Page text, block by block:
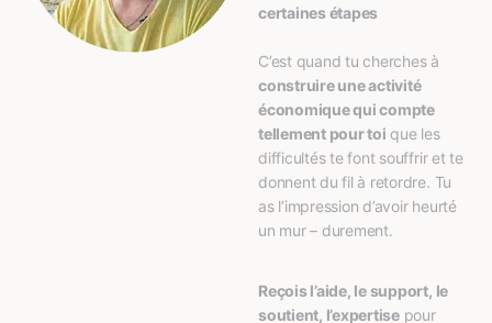
certaines étapes
construire une activité
économique qui compte
tellement pour toi que les
difficultés te font souffrir et te
donnent du fil à retordre. Tu
as l’impression d’avoir heurté
un mur – durement.
Reçois l’aide, le support, le
soutient, l’expertise pour